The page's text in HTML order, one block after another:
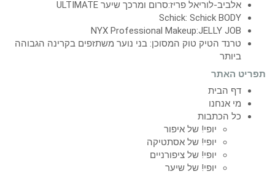
אלביב-לוריאל פריז:סרום ומרכך שיער ULTIMATE
Schick: Schick BODY
NYX Professional Makeup:JELLY JOB
טרנד הטיק טוק המסוכן: בני נוער משתזפים בקרינה הגבוהה
ביותר
תפריט האתר
דף הבית
מי אנחנו
כל הכתבות
יופי! של איפור
יופי! של אסתטיקה
יופי! של ציפורניים
יופי! של שיער